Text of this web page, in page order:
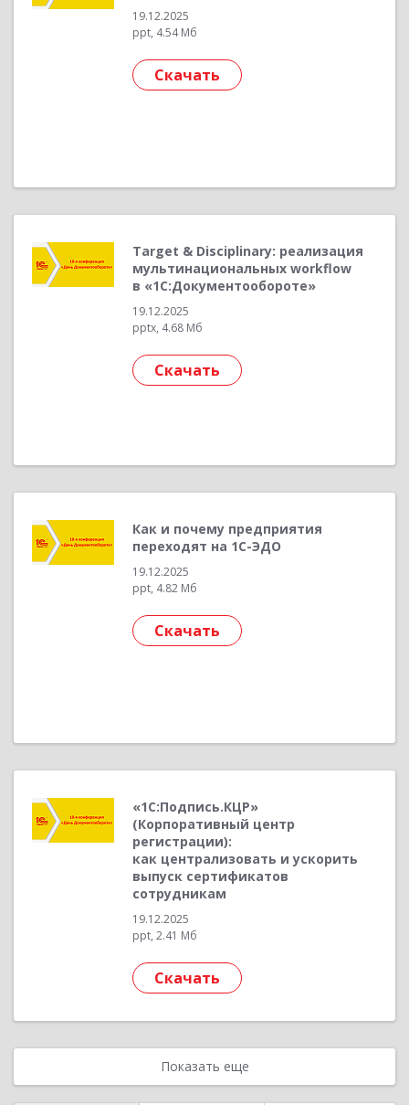
19.12.2025
ppt, 4.54 Мб
Скачать
Target & Disciplinary: реализация
мультинациональных workflow
в «1С:Документообороте»
19.12.2025
pptx, 4.68 Мб
Скачать
Как и почему предприятия
переходят на 1С-ЭДО
19.12.2025
ppt, 4.82 Мб
Скачать
«1С:Подпись.КЦР»
(Корпоративный центр
регистрации):
как централизовать и ускорить
выпуск сертификатов
сотрудникам
19.12.2025
ppt, 2.41 Мб
Скачать
Показать еще